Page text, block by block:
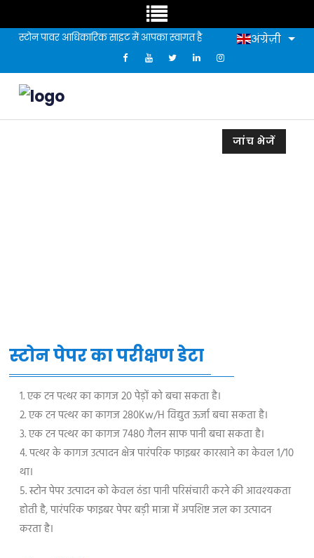
स्टोन पावर आधिकारिक साइट में आपका स्वागत है अंग्रेज़ी
जांच भेजें
स्टोन पेपर का परीक्षण डेटा
1. एक टन पत्थर का कागज 20 पेड़ों को बचा सकता है।
2. एक टन पत्थर का कागज 280Kw/H विद्युत ऊर्जा बचा सकता है।
3. एक टन पत्थर का कागज 7480 गैलन साफ पानी बचा सकता है।
4. पत्थर के कागज उत्पादन क्षेत्र पारंपरिक फाइबर कारखाने का केवल 1/10
था।
5. स्टोन पेपर उत्पादन को केवल ठंडा पानी परिसंचारी करने की आवश्यकता
होती है, पारंपरिक फाइबर पेपर बड़ी मात्रा में अपशिष्ट जल का उत्पादन
करता है।